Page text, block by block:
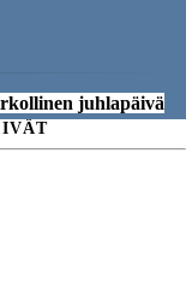
juhlapäivä